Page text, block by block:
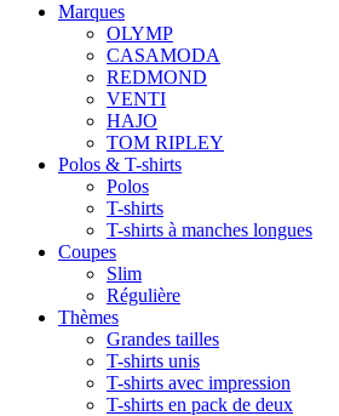
Marques
OLYMP
CASAMODA
REDMOND
VENTI
HAJO
TOM RIPLEY
Polos & T-shirts
Polos
T-shirts
T-shirts à manches longues
Coupes
Slim
Régulière
Thèmes
Grandes tailles
T-shirts unis
T-shirts avec impression
T-shirts en pack de deux